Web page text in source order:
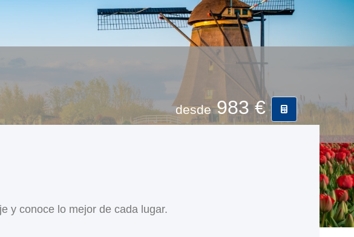
desde983 €
y conoce lo mejor de cada lugar.